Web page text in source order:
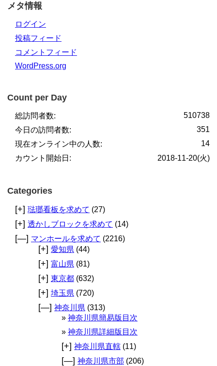
メタ情報
ログイン
投稿フィード
コメントフィード
WordPress.org
Count per Day
510738
総訪問者数:
351
今日の訪問者数:
14
現在オンライン中の人数:
2018-11-20(火)
カウント開始日:
Categories
[+] 琺瑯看板を求めて (27)
[+] 透かしブロックを求めて (14)
[—] マンホールを求めて (2216)
[+] 愛知県 (44)
[+] 富山県 (81)
[+] 東京都 (632)
[+] 埼玉県 (720)
[—] 神奈川県 (313)
神奈川県簡易版目次
神奈川県詳細版目次
[+] 神奈川県直轄 (11)
[—] 神奈川県市部 (206)